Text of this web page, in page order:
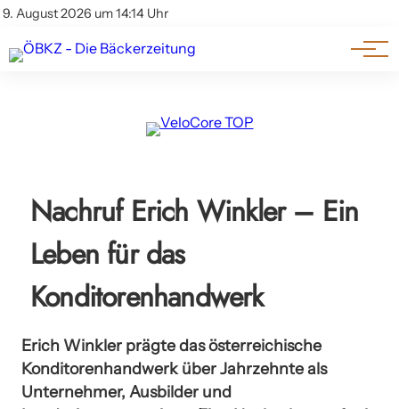
9. August 2026 um 14:14 Uhr
Impressum & Offenlegung
Am Wort
Genuss & Trends
Nachruf Erich Winkler – Ein
Leben für das
Konditorenhandwerk
Erich Winkler prägte das österreichische
Konditorenhandwerk über Jahrzehnte als
Unternehmer, Ausbilder und